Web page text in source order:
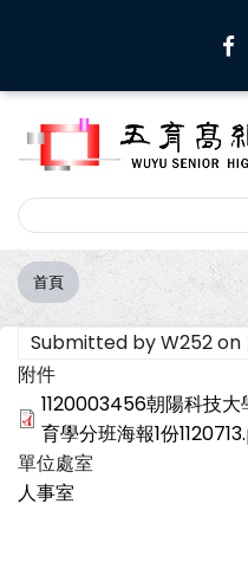
內
Search
Search
導
航
連
結
首頁
Submitted byW252on
附件
1120003456朝陽科技大
育學分班海報1份
單位處室
人事室